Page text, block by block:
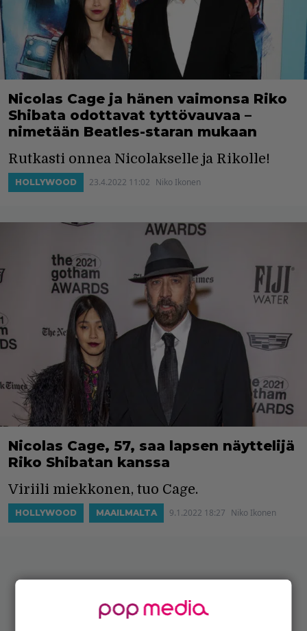
Nicolas Cage ja hänen vaimonsa Riko
Shibata odottavat tyttövauvaa –
nimetään Beatles-staran mukaan
Rutkasti onnea Nicolakselle ja Rikolle!
HOLLYWOOD 23.4.2022 11:02 Niko Ikonen
Nicolas Cage, 57, saa lapsen näyttelijä
Riko Shibatan kanssa
Viriili miekkonen, tuo Cage.
HOLLYWOOD MAAILMALTA 9.1.2022 18:27 Niko Ikonen